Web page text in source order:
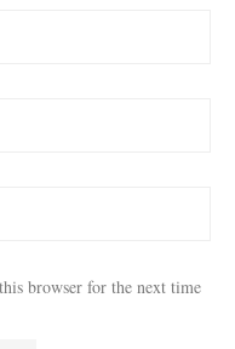
browser for the next time